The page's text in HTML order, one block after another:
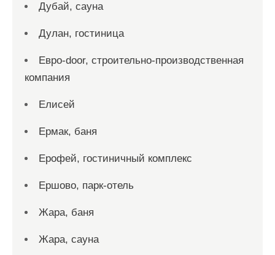
Дубай, сауна
Дулан, гостиница
Евро-door, строительно-производственная
компания
Елисей
Ермак, баня
Ерофей, гостиничный комплекс
Ершово, парк-отель
Жара, баня
Жара, сауна